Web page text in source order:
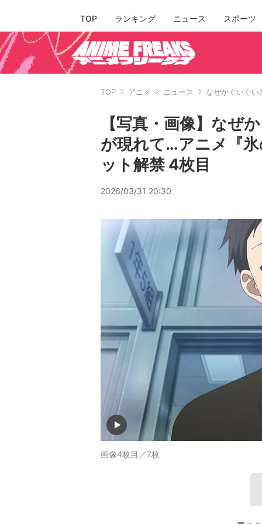
TOP ランキング ニュース スポーツ
TOP アニメ ニュース なぜかぐいぐ
【写真・画像】なぜ
が現れて…アニメ『
ット解禁 4枚目
2026/03/31 20:30
画像4枚目／7枚